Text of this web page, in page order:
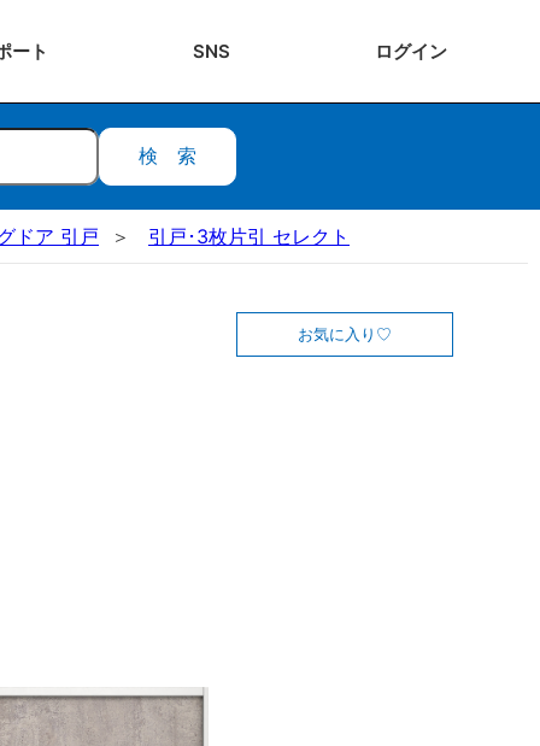
ート SNS ログイン
検索
ドア 引戸 引戸･3枚片引 セレクト
お気に入り